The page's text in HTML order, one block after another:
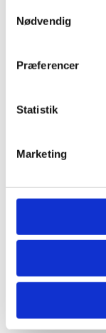
Nødvendig
Præferencer
Statistik
Marketing